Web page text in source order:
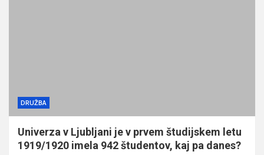
DRUŽBA
Univerza v Ljubljani je v prvem študijskem letu
1919/1920 imela 942 študentov, kaj pa danes?